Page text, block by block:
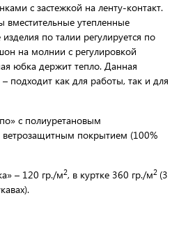
с застежкой на ленту-контакт.
вместительные утепленные
по талии регулируется по
на молнии с регулировкой
юбка держит тепло. Данная
подходит как для работы, так и для
с полиуретановым
покрытием (100%
– 120 гр./м2, в куртке 360 гр./м2 (3